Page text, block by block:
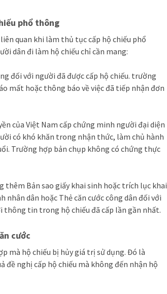
phổ thông
quan khi làm thủ tục cấp hộ chiếu phổ
dân đi làm hộ chiếu chỉ cần mang:
đối với người đã được cấp hộ chiếu. trường
mất hoặc thông báo về việc đã tiếp nhận đơn
của Việt Nam cấp chứng minh người đại diện
có khó khăn trong nhận thức, làm chủ hành
Trường hợp bản chụp không có chứng thực
thêm Bản sao giấy khai sinh hoặc trích lục khai
dân hoặc Thẻ căn cước công dân đối với
tin trong hộ chiếu đã cấp lần gần nhất.
cước
mà hộ chiếu bị hủy giá trị sử dụng. Đó là
đề nghị cấp hộ chiếu mà không đến nhận hộ